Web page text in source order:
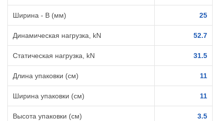
Ширина - B (мм) 25
Динамическая нагрузка, kN 52.7
Статическая нагрузка, kN 31.5
Длина упаковки (см) 11
Ширина упаковки (см) 11
Высота упаковки (см) 3.5